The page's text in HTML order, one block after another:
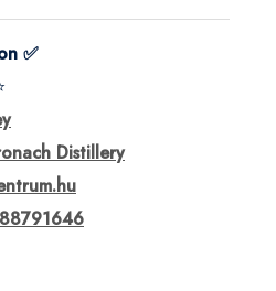
✅
Distillery